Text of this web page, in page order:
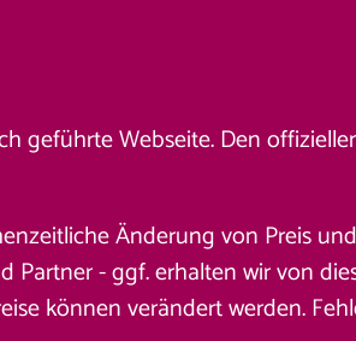
geführte Webseite. Den
Änderung von Preis
- ggf. erhalten wir von
können verändert werden.